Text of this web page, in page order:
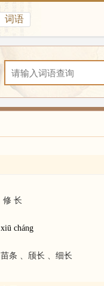
词语
修 长
xiū cháng
苗条 、 颀长 、 细长